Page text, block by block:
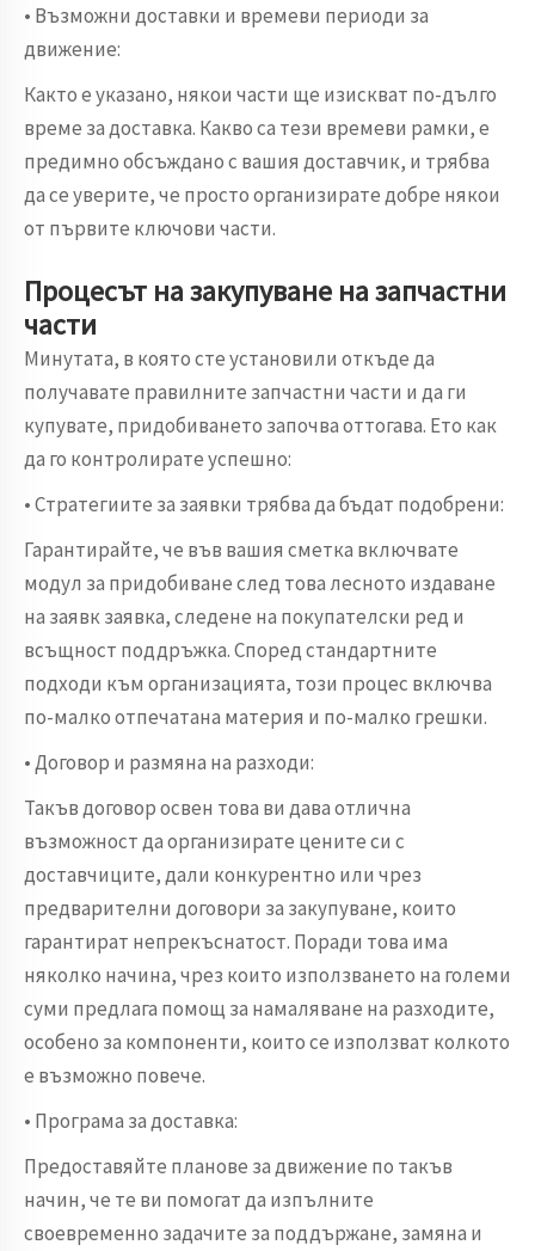
• Възможни доставки и времеви периоди за
движение:
Както е указано, някои части ще изискват по-дълго
време за доставка. Какво са тези времеви рамки, е
предимно обсъждано с вашия доставчик, и трябва
да се уверите, че просто организирате добре някои
от първите ключови части.
Процесът на закупуване на запчастни
части
Минутата, в която сте установили откъде да
получавате правилните запчастни части и да ги
купувате, придобиването започва оттогава. Ето как
да го контролирате успешно:
• Стратегиите за заявки трябва да бъдат подобрени:
Гарантирайте, че във вашия сметка включвате
модул за придобиване след това лесното издаване
на заявк заявка, следене на покупателски ред и
всъщност поддръжка. Според стандартните
подходи към организацията, този процес включва
по-малко отпечатана материя и по-малко грешки.
• Договор и размяна на разходи:
Такъв договор освен това ви дава отлична
възможност да организирате цените си с
доставчиците, дали конкурентно или чрез
предварителни договори за закупуване, които
гарантират непрекъснатост. Поради това има
няколко начина, чрез които използването на големи
суми предлага помощ за намаляване на разходите,
особено за компоненти, които се използват колкото
е възможно повече.
• Програма за доставка:
Предоставяйте планове за движение по такъв
начин, че те ви помогат да изпълните
своевременно задачите за поддържане, замяна и